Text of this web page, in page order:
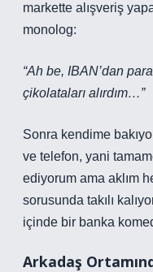
markette alışveriş
monolog:
“Ah be, IBAN’dan
çikolataları alırdım…”
Sonra kendime
ve telefon, yani
ediyorum ama aklım
sorusunda takılı
içinde bir banka
Arkadaş